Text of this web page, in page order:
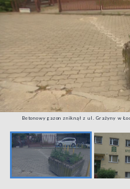
Betonowy gazon zniknął z ul. Grażyny w